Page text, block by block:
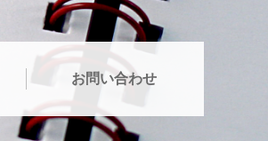
お問い合わせ